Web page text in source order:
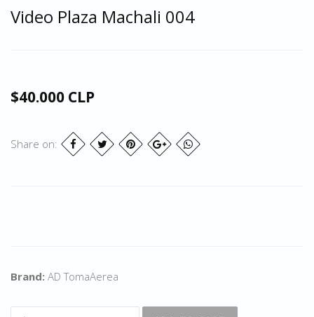
Video Plaza Machali 004
$40.000 CLP
Share on:
Brand: AD TomaAerea